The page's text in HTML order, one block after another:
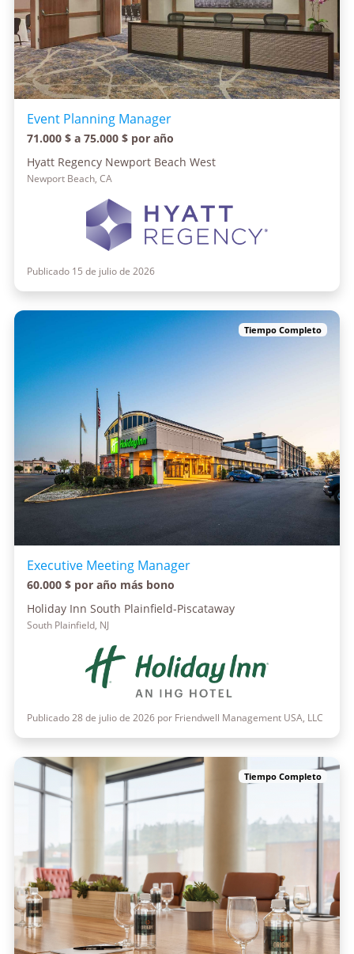
Event Planning Manager
71.000 $ a 75.000 $ por año
Hyatt Regency Newport Beach West
Newport Beach, CA
Publicado 15 de julio de 2026
Tiempo Completo
Executive Meeting Manager
60.000 $ por año más bono
Holiday Inn South Plainfield-Piscataway
South Plainfield, NJ
Publicado 28 de julio de 2026 por Friendwell Management USA, LLC
Tiempo Completo